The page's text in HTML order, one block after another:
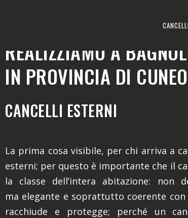
CANCELLI
REALIZZIAMO A
IN PROVINCIA DI CUNEO
CANCELLI ESTERNI
La prima cosa visibile, per chi arriva a
esterni; per questo è importante che il
la classe dell’intera abitazione: non
ma elegante e soprattutto coerente
racchiude e protegge; perché un